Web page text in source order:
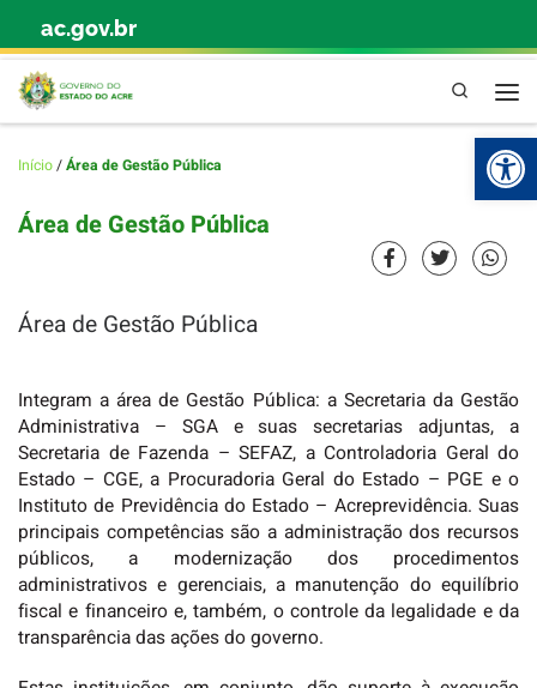
Skip to content
ac.gov.br
Pesquisa
Início/Área de Gestão Pública
Área de Gestão Pública
Área de Gestão Pública
Integram a área de Gestão Pública: a Secretaria da Gestão
Administrativa – SGA e suas secretarias adjuntas, a
Secretaria de Fazenda – SEFAZ, a Controladoria Geral do
Estado – CGE, a Procuradoria Geral do Estado – PGE e o
Instituto de Previdência do Estado – Acreprevidência. Suas
principais competências são a administração dos recursos
públicos, a modernização dos procedimentos
administrativos e gerenciais, a manutenção do equilíbrio
fiscal e financeiro e, também, o controle da legalidade e da
transparência das ações do governo.